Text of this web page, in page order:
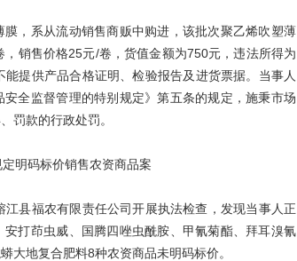
，系从流动销售商贩中购进，该批次聚乙烯吹塑薄
销售价格25元/卷，货值金额为750元，违法所得为
提供产品合格证明、检验报告及进货票据。当事人
全监督管理的特别规定》第五条的规定，施秉市场
罚款的行政处罚。
明码标价销售农资商品案
江县福农有限责任公司开展执法检查，发现当事人正
打茚虫威、国腾四唑虫酰胺、甲氰菊酯、拜耳溴氰
大地复合肥料8种农资商品未明码标价。